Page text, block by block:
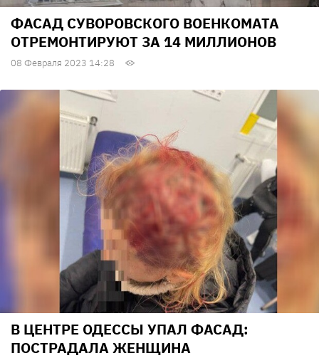
ФАСАД СУВОРОВСКОГО ВОЕНКОМАТА
ОТРЕМОНТИРУЮТ ЗА 14 МИЛЛИОНОВ
08 Февраля 2023 14:28
В ЦЕНТРЕ ОДЕССЫ УПАЛ ФАСАД:
ПОСТРАДАЛА ЖЕНЩИНА